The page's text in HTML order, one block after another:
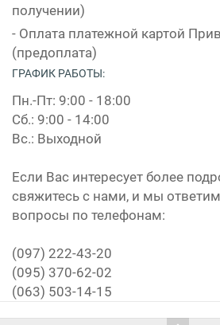
получении)
- Оплата платежной картой
(предоплата)
ГРАФИК РАБОТЫ:
Пн.-Пт: 9:00 - 18:00
Сб.: 9:00 - 14:00
Вс.: Выходной
Если Вас интересует более
свяжитесь с нами, и мы
вопросы по телефонам:
(097) 222-43-20
(095) 370-62-02
(063) 503-14-15